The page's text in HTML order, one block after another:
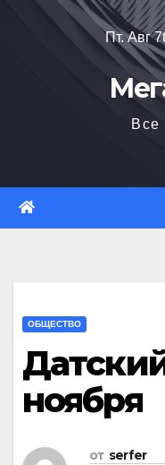
Пт. Авг
Все
ОБЩЕСТВО
ноября
от serfer